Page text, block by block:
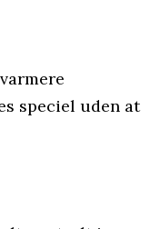
speciel uden at